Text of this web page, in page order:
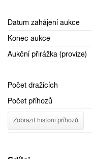
Datum zahájení aukce
Konec aukce
Aukční přirážka (provize)
Počet dražících
Počet příhozů
Zobrazit historii příhozů